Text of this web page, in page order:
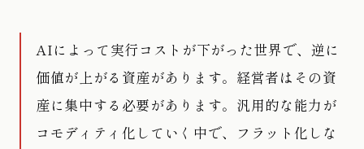
AIによって実行コストが下がった世界で、逆に
価値が上がる資産があります。経営者はその資
産に集中する必要があります。汎用的な能力が
コモディティ化していく中で、フラット化しな